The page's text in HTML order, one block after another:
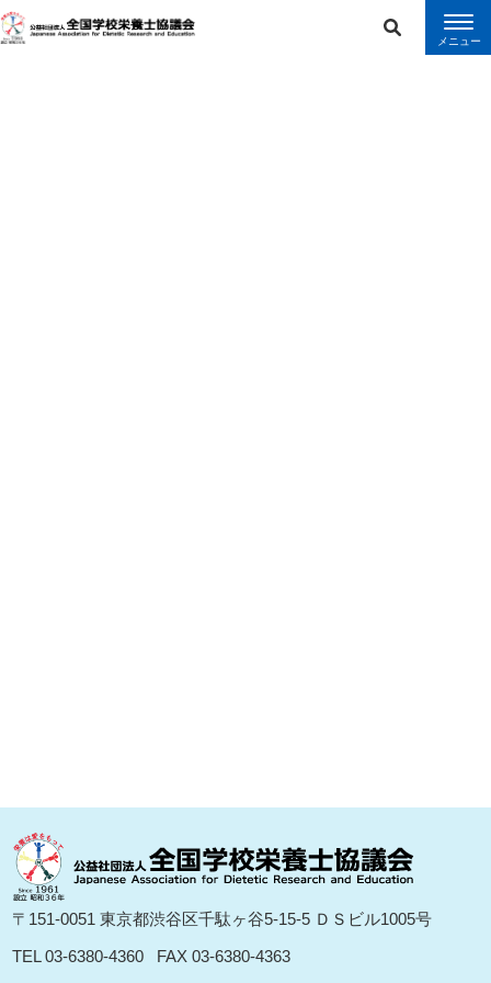
error
〒151-0051 東京都渋⾕区千駄ヶ⾕5-15-5 ＤＳビル1005号
TEL 03-6380-4360
FAX 03-6380-4363